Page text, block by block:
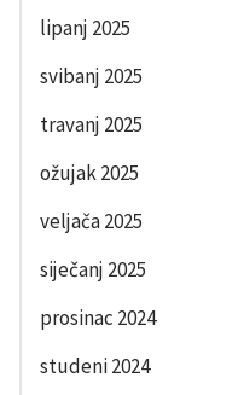
lipanj 2025
svibanj 2025
travanj 2025
ožujak 2025
veljača 2025
siječanj 2025
prosinac 2024
studeni 2024